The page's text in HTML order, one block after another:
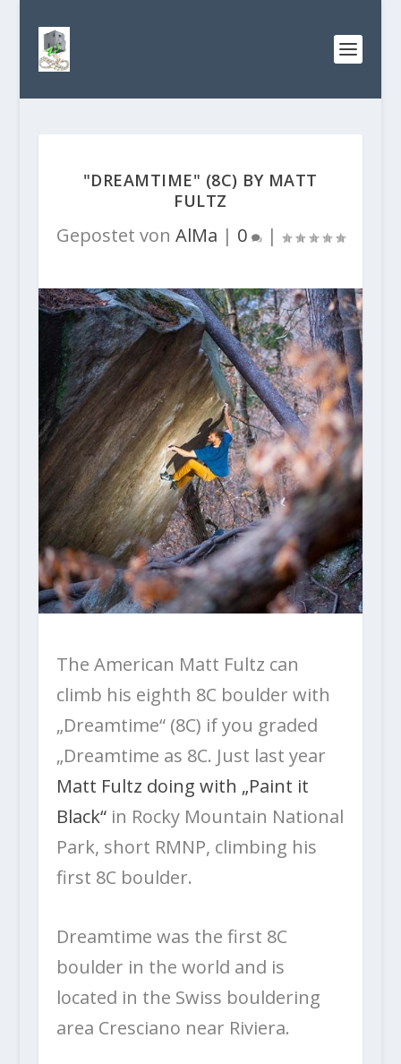
"DREAMTIME" (8C) BY MATT
FULTZ
Gepostet von AlMa | 0 |
The American Matt Fultz can
climb his eighth 8C boulder with
„Dreamtime“ (8C) if you graded
„Dreamtime as 8C. Just last year
Matt Fultz doing with „Paint it
Black“in Rocky Mountain National
Park, short RMNP, climbing his
first 8C boulder.
Dreamtime was the first 8C
boulder in the world and is
located in the Swiss bouldering
area Cresciano near Riviera.